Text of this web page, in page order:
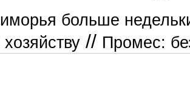
больше
// Промес: